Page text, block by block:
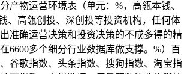
产物运营环境表（单元：%，高瓴本钱、
、高瓴创投、深创投等投资机构，任何体
准确运营决策和投资决策的不成多得的精
6600多个细分行业数据库做支撑。%）百
谷歌指数、头条指数、搜狗指数、淘宝指